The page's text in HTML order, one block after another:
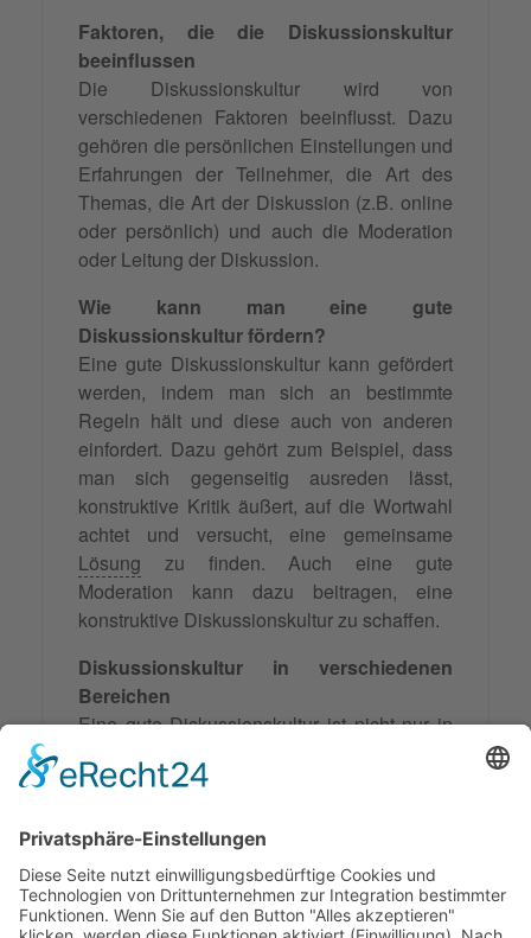
Faktoren, die die Diskussionskultur
beeinflussen
Die Diskussionskultur wird von
verschiedenen Faktoren beeinflusst. Dazu
gehören die persönlichen Einstellungen und
Erfahrungen der Teilnehmer, die Art des
Themas, die Art der Diskussion (z.B. online
oder persönlich) und auch die Moderation
oder Leitung der Diskussion.
Wie kann man eine gute
Diskussionskultur fördern?
Eine gute Diskussionskultur kann gefördert
werden, indem man sich an bestimmte
Regeln hält und diese auch von anderen
einfordert. Dazu gehört zum Beispiel, dass
man sich gegenseitig ausreden lässt,
konstruktive Kritik äußert, auf die Wortwahl
achtet und versucht, eine gemeinsame
Lösung zu finden. Auch eine gute
Moderation kann dazu beitragen, eine
konstruktive Diskussionskultur zu schaffen.
Diskussionskultur in verschiedenen
Bereichen
Eine gute Diskussionskultur ist nicht nur in
sondern auch in anderen Bereichen wie
oder in der Gesellschaft. Überall dort, wo
Menschen miteinander kommunizieren und
Meinungen austauschen, ist eine gute
Diskussionskultur von Bedeutung.